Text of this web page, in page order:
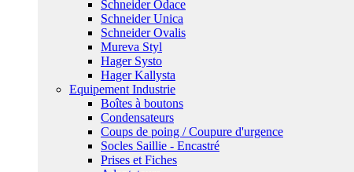
Schneider Odace
Schneider Unica
Schneider Ovalis
Mureva Styl
Hager Systo
Hager Kallysta
Equipement Industrie
Boîtes à boutons
Condensateurs
Coups de poing / Coupure d'urgence
Socles Saillie - Encastré
Prises et Fiches